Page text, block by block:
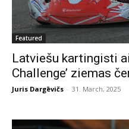
Featured
Latviešu kartingisti
Challenge’ ziemas
Juris Dargēvičs - 31. March, 2025